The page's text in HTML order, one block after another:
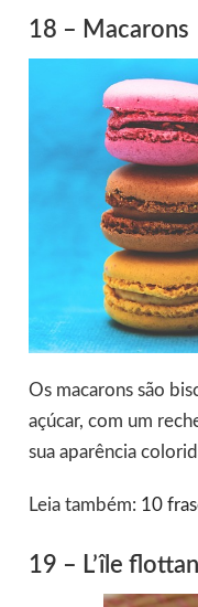
18 – Macarons
Os macarons são
açúcar, com um
sua aparência
Leia também: 10
19 – L’île